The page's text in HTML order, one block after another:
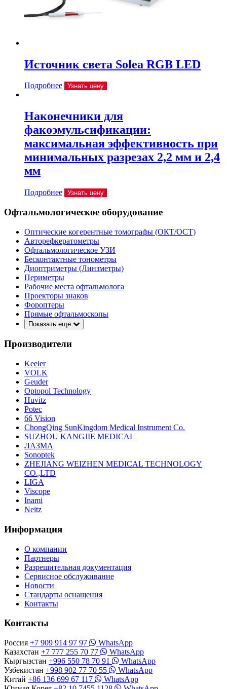
Источник света Solea RGB LED
Подробнее Узнать цену
Наконечники для
факоэмульсификации:
максимальная эффективность при
минимальных разрезах 2,2 мм и 2,4
мм
Подробнее Узнать цену
Офтальмологическое оборудование
Оптические когерентные томографы (ОКТ/ОСТ)
Авторефкератометры
Офтальмологическое УЗИ
Бесконтактные тонометры
Диоптриметры (Линзметры)
Периметры
Рабочие места офтальмолога
Проекторы знаков
Фороптеры
Прямые офтальмоскопы
Показать еще
Производители
Keeler
VOLK
Geuder
Optopol Technology
Huvitz
Potec
66 Vision
ChongQing SunKingdom Medical Instrument Co.
SUZHOU KANGJIE MEDICAL
ЛАЗМА
Sonoptek
ZHEJIANG WEIZHEN MEDICAL TECHNOLOGY
CO.,LTD
LIGA
Viscope
Inami
Neitz
Информация
О компании
Партнеры
Разрешительная документация
Сервисное обслуживание
Новости
Стандарты оснащения
Контакты
Контакты
Россия +7 909 914 97 97
WhatsApp
Казахстан +7 777 255 70 77
WhatsApp
Кыргызстан +996 550 78 70 91
WhatsApp
Узбекистан +998 902 77 70 55
WhatsApp
Китай +86 136 699 67 117
WhatsApp